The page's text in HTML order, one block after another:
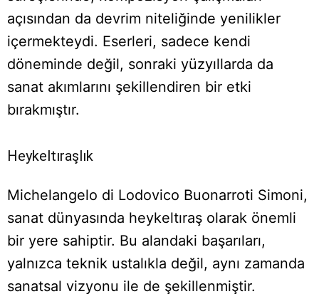
açısından da devrim niteliğinde yenilikler
içermekteydi. Eserleri, sadece kendi
döneminde değil, sonraki yüzyıllarda da
sanat akımlarını şekillendiren bir etki
bırakmıştır.
Heykeltıraşlık
Michelangelo di Lodovico Buonarroti Simoni,
sanat dünyasında heykeltıraş olarak önemli
bir yere sahiptir. Bu alandaki başarıları,
yalnızca teknik ustalıkla değil, aynı zamanda
sanatsal vizyonu ile de şekillenmiştir.